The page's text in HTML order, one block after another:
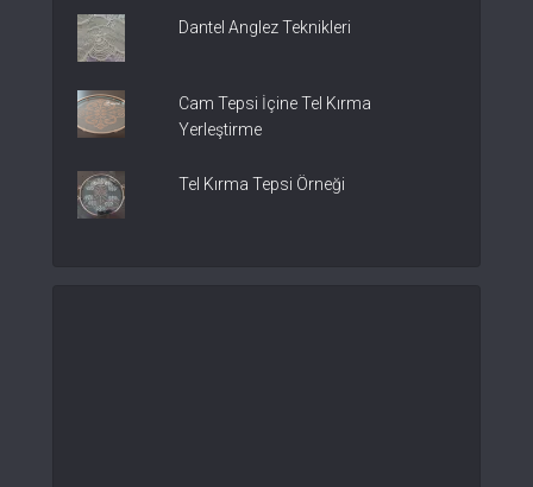
Dantel Anglez Teknikleri
Cam Tepsi İçine Tel Kırma
Yerleştirme
Tel Kırma Tepsi Örneği